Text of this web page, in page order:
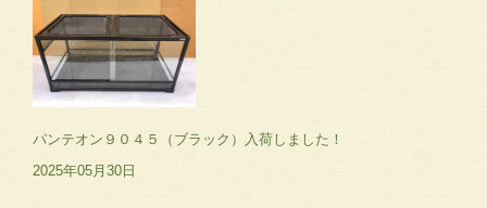
パンテオン９０４５（ブラック）入荷しました！
2025年05月30日